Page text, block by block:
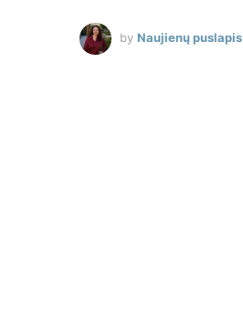
by Naujienų puslapis